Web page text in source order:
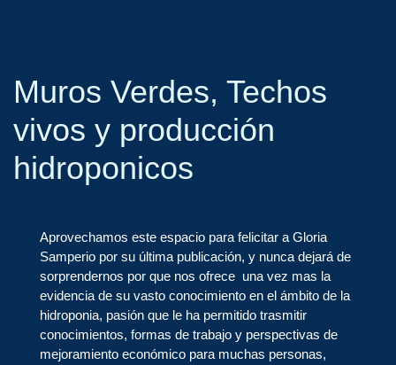
Muros Verdes, Techos
vivos y producción
hidroponicos
Aprovechamos este espacio para felicitar a Gloria
Samperio por su última publicación, y nunca dejará de
sorprendernos por que nos ofrece una vez mas la
evidencia de su vasto conocimiento en el ámbito de la
hidroponia, pasión que le ha permitido trasmitir
conocimientos, formas de trabajo y perspectivas de
mejoramiento económico para muchas personas,